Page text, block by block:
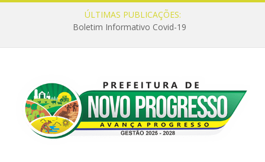
ÚLTIMAS PUBLICAÇÕES:
Boletim Informativo Covid-19